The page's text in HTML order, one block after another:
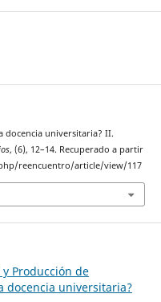
docencia universitaria? II.
, (6), 12–14. Recuperado a partir
reencuentro/article/view/117
Producción de
docencia universitaria?